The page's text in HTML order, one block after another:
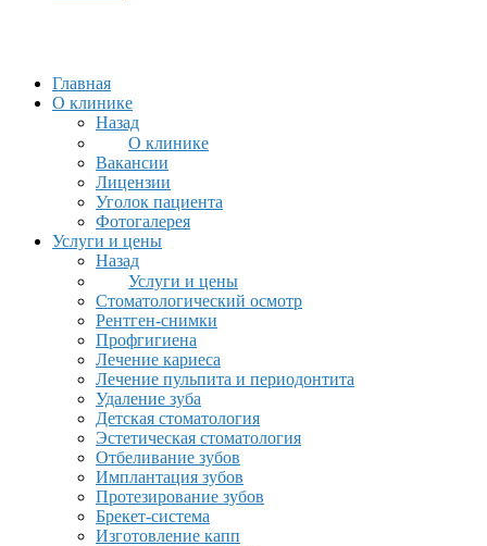
Главная
О клинике
Назад
О клинике
Вакансии
Лицензии
Уголок пациента
Фотогалерея
Услуги и цены
Назад
Услуги и цены
Стоматологический осмотр
Рентген-снимки
Профгигиена
Лечение кариеса
Лечение пульпита и периодонтита
Удаление зуба
Детская стоматология
Эстетическая стоматология
Отбеливание зубов
Имплантация зубов
Протезирование зубов
Брекет-система
Изготовление капп